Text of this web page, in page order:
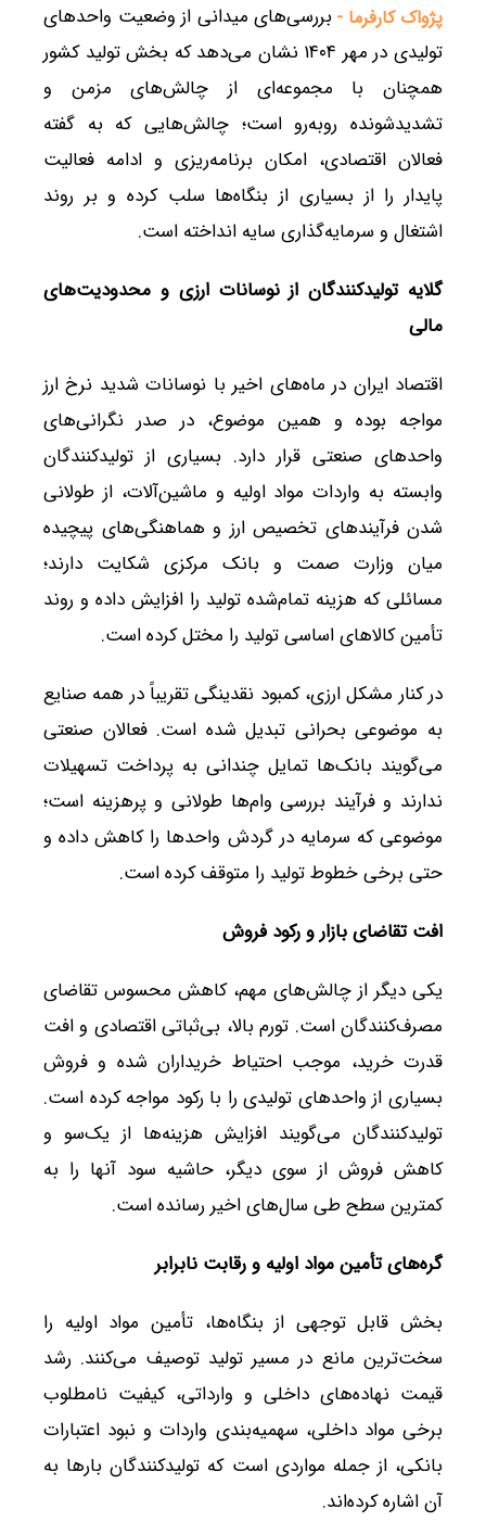
پژواک کارفرما - بررسی‌های میدانی از وضعیت واحدهای
تولیدی در مهر ۱۴۰۴ نشان می‌دهد که بخش تولید کشور
همچنان با مجموعه‌ای از چالش‌های مزمن و
تشدیدشونده روبه‌رو است؛ چالش‌هایی که به گفته
فعالان اقتصادی، امکان برنامه‌ریزی و ادامه فعالیت
پایدار را از بسیاری از بنگاه‌ها سلب کرده و بر روند
اشتغال و سرمایه‌گذاری سایه انداخته است.
گلایه تولیدکنندگان از نوسانات ارزی و محدودیت‌های
مالی
اقتصاد ایران در ماه‌های اخیر با نوسانات شدید نرخ ارز
مواجه بوده و همین موضوع، در صدر نگرانی‌های
واحدهای صنعتی قرار دارد. بسیاری از تولیدکنندگان
وابسته به واردات مواد اولیه و ماشین‌آلات، از طولانی
شدن فرآیندهای تخصیص ارز و هماهنگی‌های پیچیده
میان وزارت صمت و بانک مرکزی شکایت دارند؛
مسائلی که هزینه تمام‌شده تولید را افزایش داده و روند
تأمین کالاهای اساسی تولید را مختل کرده است.
در کنار مشکل ارزی، کمبود نقدینگی تقریباً در همه صنایع
به موضوعی بحرانی تبدیل شده است. فعالان صنعتی
می‌گویند بانک‌ها تمایل چندانی به پرداخت تسهیلات
ندارند و فرآیند بررسی وام‌ها طولانی و پرهزینه است؛
موضوعی که سرمایه در گردش واحدها را کاهش داده و
حتی برخی خطوط تولید را متوقف کرده است.
افت تقاضای بازار و رکود فروش
یکی دیگر از چالش‌های مهم، کاهش محسوس تقاضای
مصرف‌کنندگان است. تورم بالا، بی‌ثباتی اقتصادی و افت
قدرت خرید، موجب احتیاط خریداران شده و فروش
بسیاری از واحدهای تولیدی را با رکود مواجه کرده است.
تولیدکنندگان می‌گویند افزایش هزینه‌ها از یک‌سو و
کاهش فروش از سوی دیگر، حاشیه سود آنها را به
کمترین سطح طی سال‌های اخیر رسانده است.
گره‌های تأمین مواد اولیه و رقابت نابرابر
بخش قابل توجهی از بنگاه‌ها، تأمین مواد اولیه را
سخت‌ترین مانع در مسیر تولید توصیف می‌کنند. رشد
قیمت نهاده‌های داخلی و وارداتی، کیفیت نامطلوب
برخی مواد داخلی، سهمیه‌بندی واردات و نبود اعتبارات
بانکی، از جمله مواردی است که تولیدکنندگان بارها به
آن اشاره کرده‌اند.